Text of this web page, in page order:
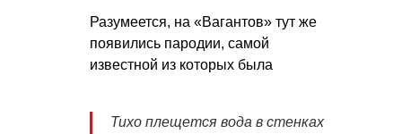
Разумеется, на «Вагантов» тут же
появились пародии, самой
известной из которых была
Тихо плещется вода в стенках